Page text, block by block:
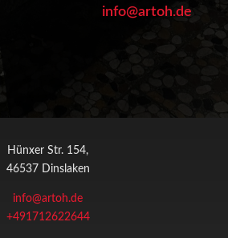
info@artoh.de
Hünxer Str. 154,
46537 Dinslaken
info@artoh.de
+491712622644